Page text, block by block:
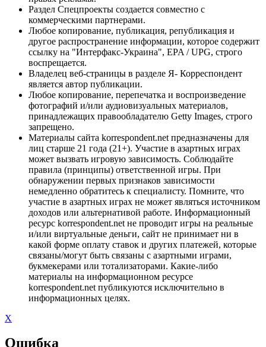
Раздел Спецпроекты создается совместно с
коммерческими партнерами.
Любое копирование, публикация, републикация и
другое распространение информации, которое содержит
ссылку на "Интерфакс-Украина", EPA / UPG, строго
воспрещается.
Владелец веб-страницы в разделе Я- Корреспондент
является автор публикации.
Любое копирование, перепечатка и воспроизведение
фотографий и/или аудиовизуальных материалов,
принадлежащих правообладателю Getty Images, строго
запрещено.
Материалы сайта korrespondent.net предназначены для
лиц старше 21 года (21+). Участие в азартных играх
может вызвать игровую зависимость. Соблюдайте
правила (принципы) ответственной игры. При
обнаружении первых признаков зависимости
немедленно обратитесь к специалисту. Помните, что
участие в азартных играх не может являться источником
доходов или альтернативой работе. Информационный
ресурс korrespondent.net не проводит игры на реальные
и/или виртуальные деньги, сайт не принимает ни в
какой форме оплату ставок и других платежей, которые
связаны/могут быть связаны с азартными играми,
букмекерами или тотализаторами. Какие-либо
материалы на информационном ресурсе
korrespondent.net публикуются исключительно в
информационных целях.
X
Ошибка